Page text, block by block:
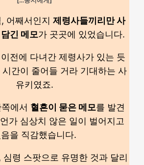
어째서인지 제령사들끼리만 사
긴 메모가 곳곳에 있었습니다.
전에 다녀간 제령사가 있는 듯
간이 줄어들 거라 기대하는 사
유키였죠.
에서 혈흔이 묻은 메모를 발견
가 심상치 않은 일이 벌어지고
을 직감했습니다.
심령 스팟으로 유명한 것과 달리